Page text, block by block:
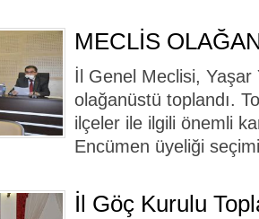
MECLİS
İl Genel Meclisi, Yaşar
olağanüstü toplandı.
ilçeler ile ilgili önemli
Encümen üyeliği
İl Göç Kurulu